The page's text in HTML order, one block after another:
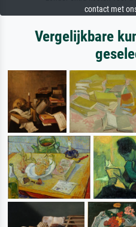
contact met
Vergelijkbare